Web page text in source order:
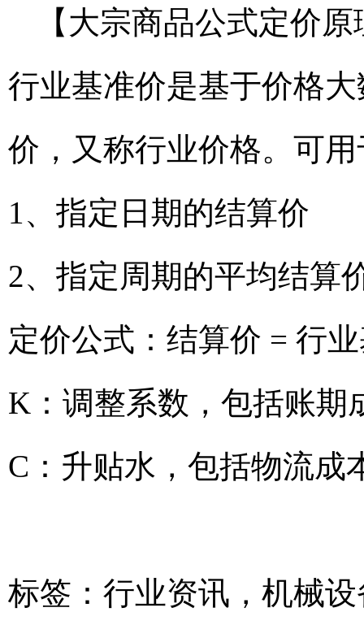
【大宗商品公式定价
行业基准价是基于价格
价，又称行业价格。可
1、指定日期的结算价
2、指定周期的平均结算
定价公式：结算价 = 行
K：调整系数，包括账期
C：升贴水，包括物流成
标签： 行业资讯 ， 机械设